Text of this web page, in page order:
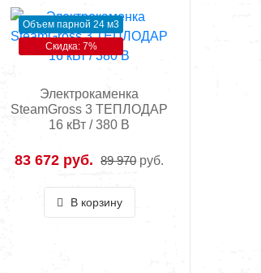
Объем парной 24 м3
Скидка: 7%
Электрокаменка
SteamGross 3 ТЕПЛОДАР
16 кВт / 380 В
83 672 руб. 89 970 руб.
В корзину